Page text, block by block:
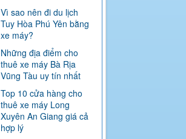
Vì sao nên đi du lịch
Tuy Hòa Phú Yên bằng
xe máy?
Những địa điểm cho
thuê xe máy Bà Rịa
Vũng Tàu uy tín nhất
Top 10 cửa hàng cho
thuê xe máy Long
Xuyên An Giang giá cả
hợp lý